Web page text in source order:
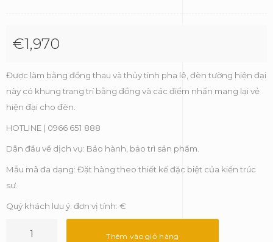
€1,970
Được làm bằng đồng thau và thủy tinh pha lê, đèn tường hiện đại
này có khung trang trí bằng đồng và các điểm nhấn mang lại vẻ
hiện đại cho đèn.
HOTLINE | 0966 651 888
Dẫn đầu về dịch vụ: Bảo hành, bảo trì sản phẩm.
Mẫu mã đa dạng: Đặt hàng theo thiết kế đặc biệt của kiến trúc
sư.
Quý khách lưu ý: đơn vị tính: €
Thêm vào giỏ hàng